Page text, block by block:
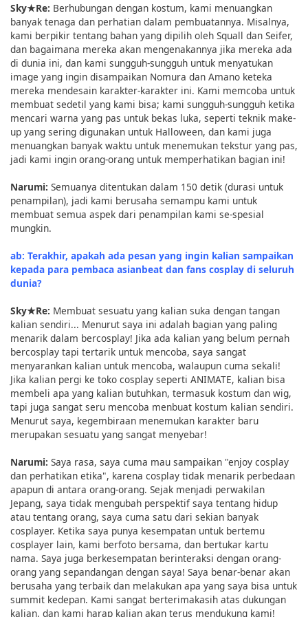
Sky★Re: Berhubungan dengan kostum, kami menuangkan
banyak tenaga dan perhatian dalam pembuatannya. Misalnya,
kami berpikir tentang bahan yang dipilih oleh Squall dan Seifer,
dan bagaimana mereka akan mengenakannya jika mereka ada
di dunia ini, dan kami sungguh-sungguh untuk menyatukan
image yang ingin disampaikan Nomura dan Amano keteka
mereka mendesain karakter-karakter ini. Kami memcoba untuk
membuat sedetil yang kami bisa; kami sungguh-sungguh ketika
mencari warna yang pas untuk bekas luka, seperti teknik make-
up yang sering digunakan untuk Halloween, dan kami juga
menuangkan banyak waktu untuk menemukan tekstur yang pas,
jadi kami ingin orang-orang untuk memperhatikan bagian ini!
Narumi: Semuanya ditentukan dalam 150 detik (durasi untuk
penampilan), jadi kami berusaha semampu kami untuk
membuat semua aspek dari penampilan kami se-spesial
mungkin.
ab: Terakhir, apakah ada pesan yang ingin kalian sampaikan
kepada para pembaca asianbeat dan fans cosplay di seluruh
dunia?
Sky★Re: Membuat sesuatu yang kalian suka dengan tangan
kalian sendiri... Menurut saya ini adalah bagian yang paling
menarik dalam bercosplay! Jika ada kalian yang belum pernah
bercosplay tapi tertarik untuk mencoba, saya sangat
menyarankan kalian untuk mencoba, walaupun cuma sekali!
Jika kalian pergi ke toko cosplay seperti ANIMATE, kalian bisa
membeli apa yang kalian butuhkan, termasuk kostum dan wig,
tapi juga sangat seru mencoba menbuat kostum kalian sendiri.
Menurut saya, kegembiraan menemukan karakter baru
merupakan sesuatu yang sangat menyebar!
Narumi: Saya rasa, saya cuma mau sampaikan "enjoy cosplay
dan perhatikan etika", karena cosplay tidak menarik perbedaan
apapun di antara orang-orang. Sejak menjadi perwakilan
Jepang, saya tidak mengubah perspektif saya tentang hidup
atau tentang orang, saya cuma satu dari sekian banyak
cosplayer. Ketika saya punya kesempatan untuk bertemu
cosplayer lain, kami berfoto bersama, dan bertukar kartu
nama. Saya juga berkesempatan berinteraksi dengan orang-
orang yang sepandangan dengan saya! Saya benar-benar akan
berusaha yang terbaik dan melakukan apa yang saya bisa untuk
summit kedepan. Kami sangat berterimakasih atas dukungan
kalian, dan kami harap kalian akan terus mendukung kami!